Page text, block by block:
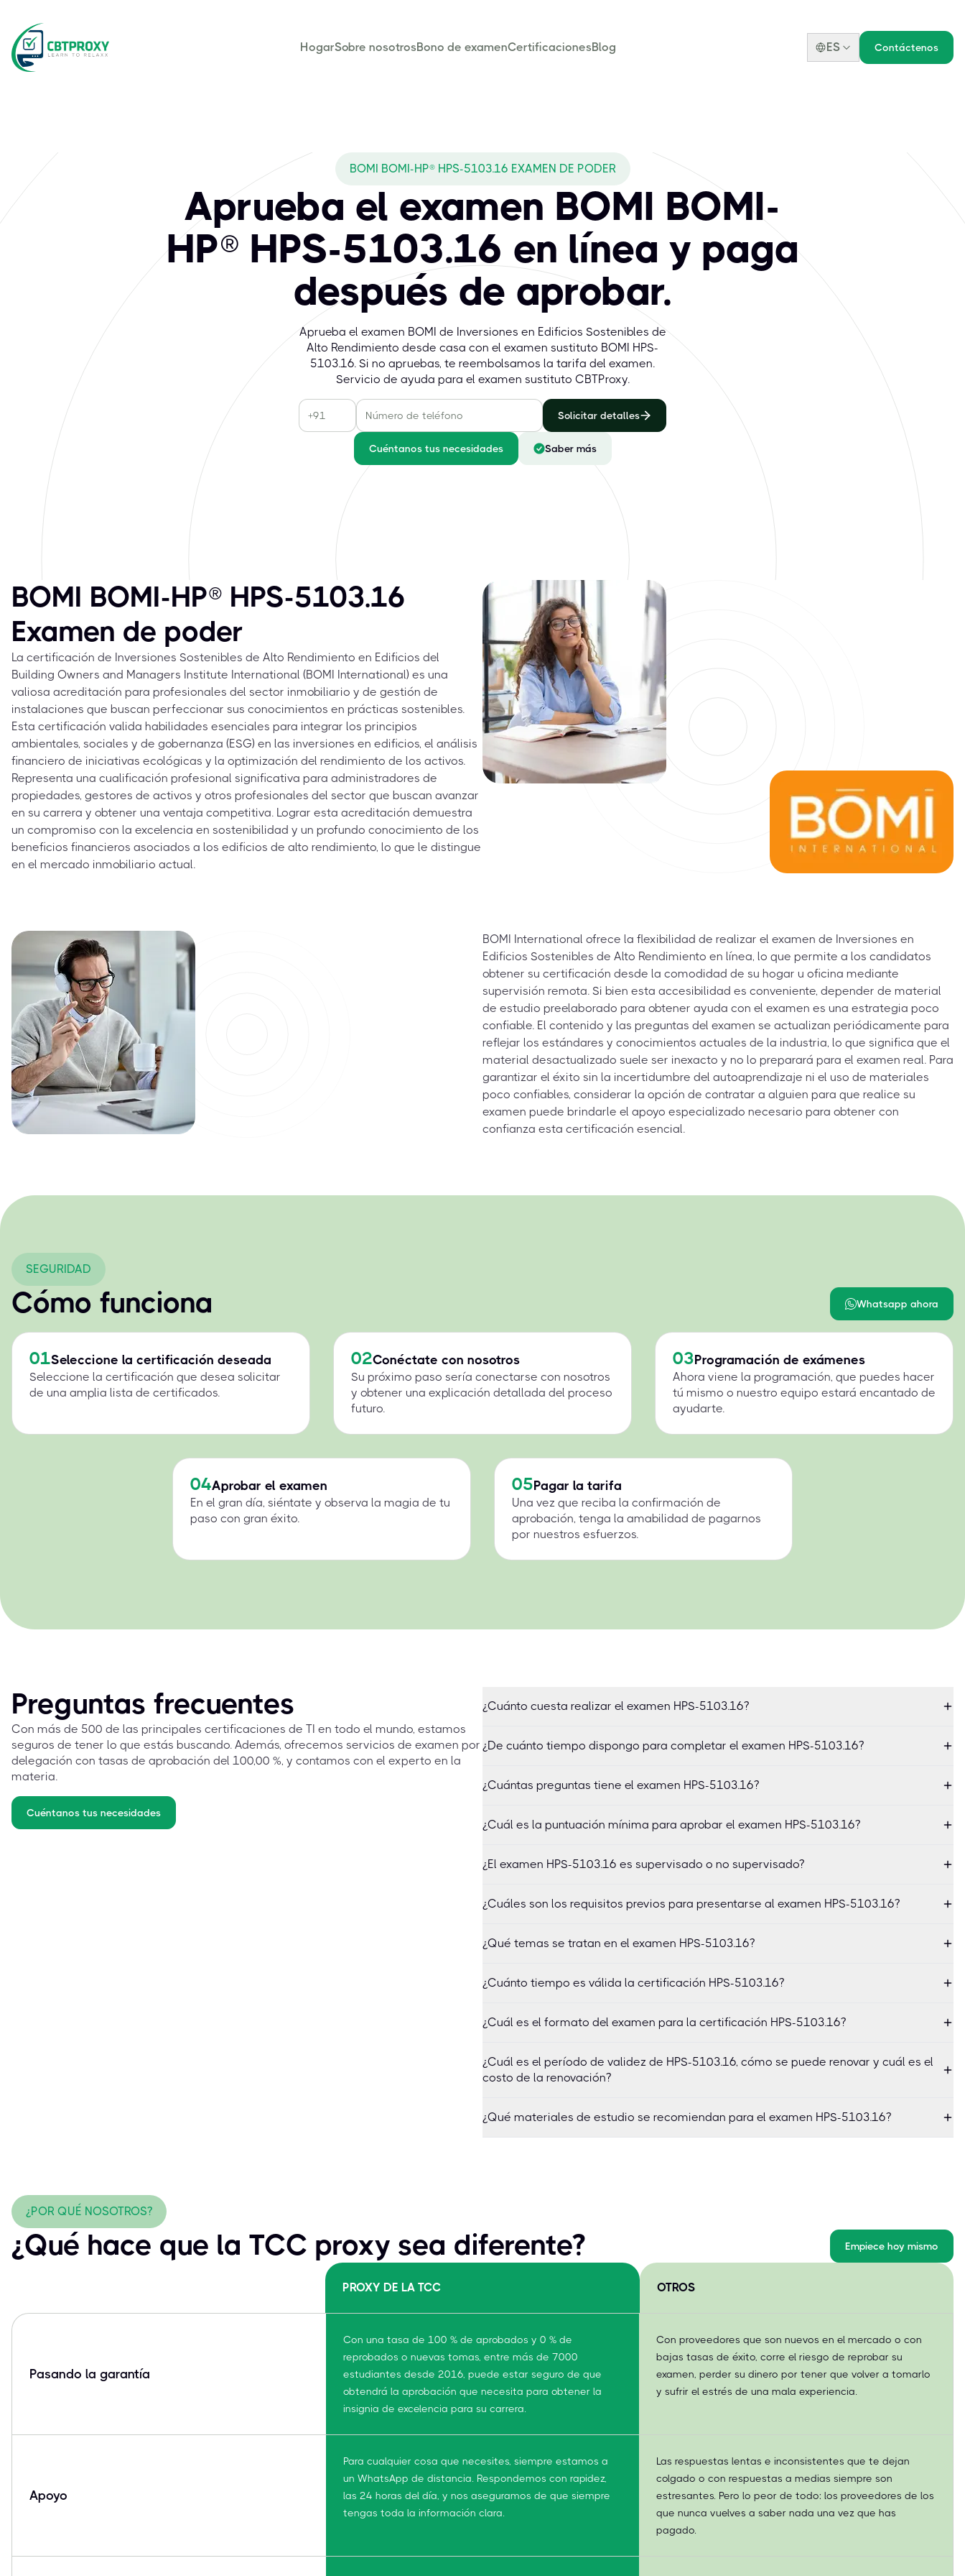
HogarSobre nosotrosBono de examenCertificacionesBlog ES Contáctenos
BOMI BOMI-HP® HPS-5103.16 EXAMEN DE PODER
Aprueba el examen BOMI BOMI-
HP® HPS-5103.16 en línea y paga
después de aprobar.
Aprueba el examen BOMI de Inversiones en Edificios Sostenibles de
Alto Rendimiento desde casa con el examen sustituto BOMI HPS-
5103.16. Si no apruebas, te reembolsamos la tarifa del examen.
Servicio de ayuda para el examen sustituto CBTProxy.
Solicitar detalles
Cuéntanos tus necesidades Saber más
BOMI BOMI-HP® HPS-5103.16
Examen de poder
La certificación de Inversiones Sostenibles de Alto Rendimiento en Edificios del
Building Owners and Managers Institute International (BOMI International) es una
valiosa acreditación para profesionales del sector inmobiliario y de gestión de
instalaciones que buscan perfeccionar sus conocimientos en prácticas sostenibles.
Esta certificación valida habilidades esenciales para integrar los principios
ambientales, sociales y de gobernanza (ESG) en las inversiones en edificios, el análisis
financiero de iniciativas ecológicas y la optimización del rendimiento de los activos.
Representa una cualificación profesional significativa para administradores de
propiedades, gestores de activos y otros profesionales del sector que buscan avanzar
en su carrera y obtener una ventaja competitiva. Lograr esta acreditación demuestra
un compromiso con la excelencia en sostenibilidad y un profundo conocimiento de los
beneficios financieros asociados a los edificios de alto rendimiento, lo que le distingue
en el mercado inmobiliario actual.
BOMI International ofrece la flexibilidad de realizar el examen de Inversiones en
Edificios Sostenibles de Alto Rendimiento en línea, lo que permite a los candidatos
obtener su certificación desde la comodidad de su hogar u oficina mediante
supervisión remota. Si bien esta accesibilidad es conveniente, depender de material
de estudio preelaborado para obtener ayuda con el examen es una estrategia poco
confiable. El contenido y las preguntas del examen se actualizan periódicamente para
reflejar los estándares y conocimientos actuales de la industria, lo que significa que el
material desactualizado suele ser inexacto y no lo preparará para el examen real. Para
garantizar el éxito sin la incertidumbre del autoaprendizaje ni el uso de materiales
poco confiables, considerar la opción de contratar a alguien para que realice su
examen puede brindarle el apoyo especializado necesario para obtener con
confianza esta certificación esencial.
SEGURIDAD
Cómo funciona Whatsapp ahora
01Seleccione la certificación deseada
Seleccione la certificación que desea solicitar
de una amplia lista de certificados.
02Conéctate con nosotros
Su próximo paso sería conectarse con nosotros
y obtener una explicación detallada del proceso
futuro.
03Programación de exámenes
Ahora viene la programación, que puedes hacer
tú mismo o nuestro equipo estará encantado de
ayudarte.
04Aprobar el examen
En el gran día, siéntate y observa la magia de tu
paso con gran éxito.
05Pagar la tarifa
Una vez que reciba la confirmación de
aprobación, tenga la amabilidad de pagarnos
por nuestros esfuerzos.
Preguntas frecuentes
Con más de 500 de las principales certificaciones de TI en todo el mundo, estamos
seguros de tener lo que estás buscando. Además, ofrecemos servicios de examen por
delegación con tasas de aprobación del 100,00 %, y contamos con el experto en la
materia.
Cuéntanos tus necesidades
¿Cuánto cuesta realizar el examen HPS-5103.16?
¿De cuánto tiempo dispongo para completar el examen HPS-5103.16?
¿Cuántas preguntas tiene el examen HPS-5103.16?
¿Cuál es la puntuación mínima para aprobar el examen HPS-5103.16?
¿El examen HPS-5103.16 es supervisado o no supervisado?
¿Cuáles son los requisitos previos para presentarse al examen HPS-5103.16?
¿Qué temas se tratan en el examen HPS-5103.16?
¿Cuánto tiempo es válida la certificación HPS-5103.16?
¿Cuál es el formato del examen para la certificación HPS-5103.16?
¿Cuál es el período de validez de HPS-5103.16, cómo se puede renovar y cuál es el
costo de la renovación?
¿Qué materiales de estudio se recomiendan para el examen HPS-5103.16?
¿POR QUÉ NOSOTROS?
¿Qué hace que la TCC proxy sea diferente? Empiece hoy mismo
PROXY DE LA TCC OTROS
Pasando la garantía
Con una tasa de 100 % de aprobados y 0 % de
reprobados o nuevas tomas, entre más de 7000
estudiantes desde 2016, puede estar seguro de que
obtendrá la aprobación que necesita para obtener la
insignia de excelencia para su carrera.
Con proveedores que son nuevos en el mercado o con
bajas tasas de éxito, corre el riesgo de reprobar su
examen, perder su dinero por tener que volver a tomarlo
y sufrir el estrés de una mala experiencia.
Apoyo
Para cualquier cosa que necesites, siempre estamos a
un WhatsApp de distancia. Respondemos con rapidez,
las 24 horas del día, y nos aseguramos de que siempre
tengas toda la información clara.
Las respuestas lentas e inconsistentes que te dejan
colgado o con respuestas a medias siempre son
estresantes. Pero lo peor de todo: los proveedores de los
que nunca vuelves a saber nada una vez que has
pagado.